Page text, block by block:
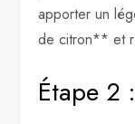
apporter un
de citron** et
Étape 2 :